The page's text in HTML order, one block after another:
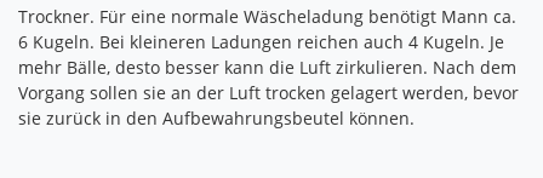
Trockner. Für eine normale Wäscheladung benötigt Mann ca.
6 Kugeln. Bei kleineren Ladungen reichen auch 4 Kugeln. Je
mehr Bälle, desto besser kann die Luft zirkulieren. Nach dem
Vorgang sollen sie an der Luft trocken gelagert werden, bevor
sie zurück in den Aufbewahrungsbeutel können.